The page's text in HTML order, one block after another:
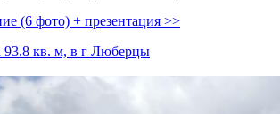
(6 фото) + презентация >>
93.8 кв. м, в г Люберцы